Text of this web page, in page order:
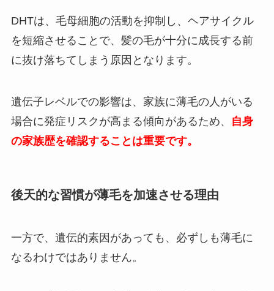
DHTは、毛母細胞の活動を抑制し、ヘアサイクル
を短縮させることで、髪の毛が十分に成長する前
に抜け落ちてしまう原因となります。
遺伝子レベルでの影響は、家族に薄毛の人がいる
場合に発症リスクが高まる傾向があるため、
自身
の家族歴を確認することは重要です。
後天的な習慣が薄毛を加速させる理由
一方で、遺伝的素因があっても、必ずしも薄毛に
なるわけではありません。